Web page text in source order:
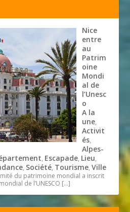
Nice
entre
au
Patrim
oine
Mondi
al de
l’Unesc
o
A la
une,
Activit
és,
Alpes-
, Escapade, Lieu,
, Société, Tourisme,Ville
du patrimoine mondial a inscrit
de l’UNESCO […]